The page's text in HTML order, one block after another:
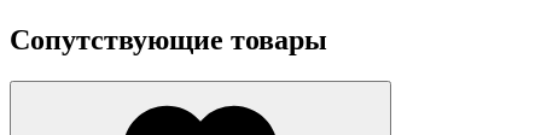
Сопутствующие товары